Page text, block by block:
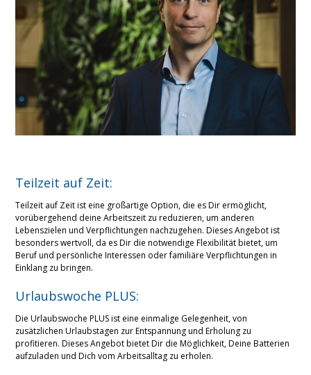
Teilzeit auf Zeit:
Teilzeit auf Zeit ist eine großartige Option, die es Dir ermöglicht,
vorübergehend deine Arbeitszeit zu reduzieren, um anderen
Lebenszielen und Verpflichtungen nachzugehen. Dieses Angebot ist
besonders wertvoll, da es Dir die notwendige Flexibilität bietet, um
Beruf und persönliche Interessen oder familiäre Verpflichtungen in
Einklang zu bringen.
Urlaubswoche PLUS:
Die Urlaubswoche PLUS ist eine einmalige Gelegenheit, von
zusätzlichen Urlaubstagen zur Entspannung und Erholung zu
profitieren. Dieses Angebot bietet Dir die Möglichkeit, Deine Batterien
aufzuladen und Dich vom Arbeitsalltag zu erholen.